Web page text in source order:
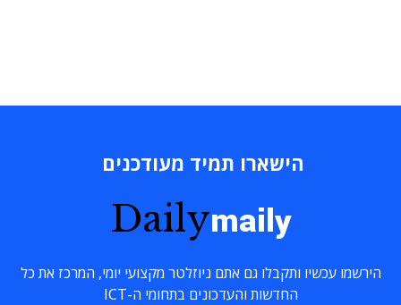
הישארו תמיד מעודכנים
Dailymaily
הירשמו עכשיו ותקבלו גם אתם ניוזלטר מקצועי יומי, המרכז את כל
החדשות והעדכונים בתחומי ה-ICT